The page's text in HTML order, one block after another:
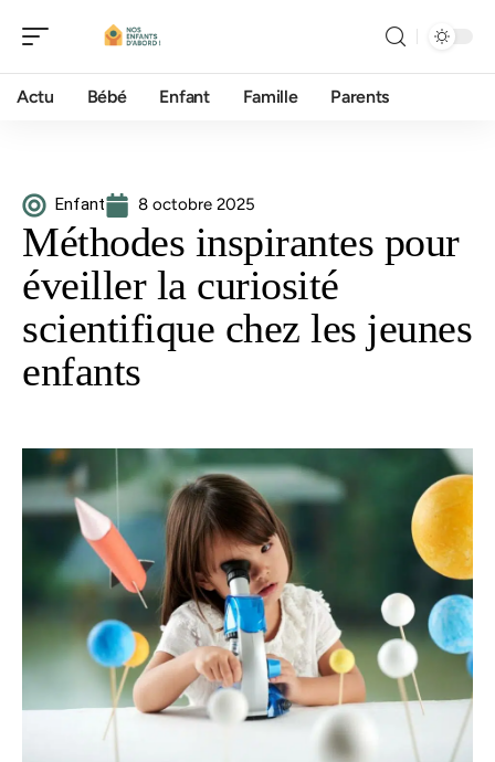
Actu Bébé Enfant Famille Parents
Enfant 8 octobre 2025
Méthodes inspirantes pour
éveiller la curiosité
scientifique chez les jeunes
enfants